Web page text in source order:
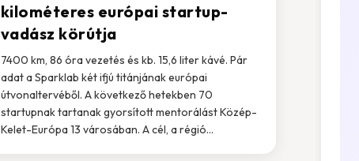
kilométeres európai startup-
vadász körútja
7400 km, 86 óra vezetés és kb. 15,6 liter kávé. Pár
adat a Sparklab két ifjú titánjának európai
útvonaltervéből. A következő hetekben 70
startupnak tartanak gyorsított mentorálást Közép-
Kelet-Európa 13 városában. A cél, a régió...